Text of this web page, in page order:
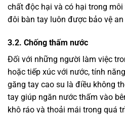
chất độc hại và có hại trong
đôi bàn tay luôn được bảo vệ an
3.2. Chống thấm nước
Đối với những người làm việc
hoặc tiếp xúc với nước, tính
găng tay cao su là điều không
tay giúp ngăn nước thấm vào
khô ráo và thoải mái trong quá